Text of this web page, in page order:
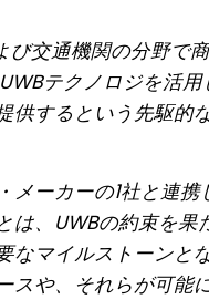
び交通機関の分野で
テクノロジを活
供するという先駆的
メーカーの1社と連携
は、UWBの約束を果
なマイルストーンと
スや、それらが可能